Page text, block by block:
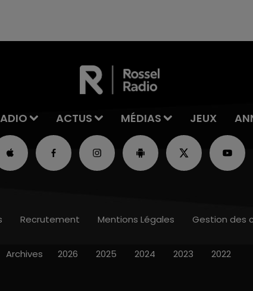
ACTUS MÉDIAS JEUX
Recrutement Mentions Légales Gestion des
Archives 2026 2025 2024 2023 2022